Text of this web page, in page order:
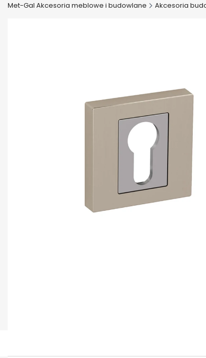
Met-Gal Akcesoria meblowe i budowlane Akcesoria